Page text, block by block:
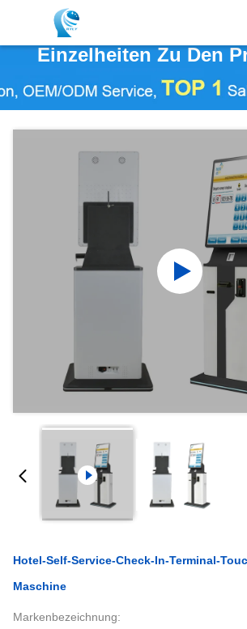
Einzelheiten Zu Den
Hotel-Self-Service-Check-In-Terminal-
Maschine
Markenbezeichnung: